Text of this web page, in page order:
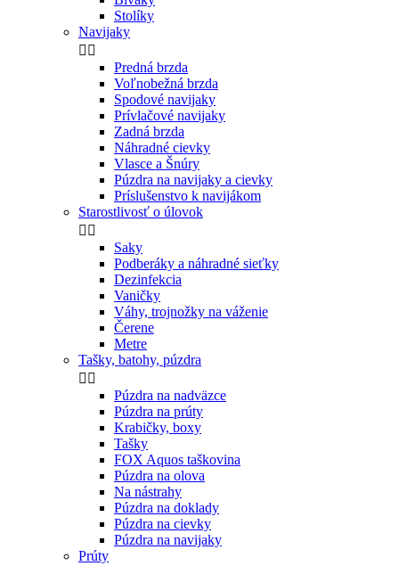
Stolíky
Navijaky
 
Predná brzda
Voľnobežná brzda
Spodové navijaky
Prívlačové navijaky
Zadná brzda
Náhradné cievky
Vlasce a Šnúry
Púzdra na navijaky a cievky
Príslušenstvo k navijákom
Starostlivosť o úlovok
 
Saky
Podberáky a náhradné sieťky
Dezinfekcia
Vaničky
Váhy, trojnožky na váženie
Čerene
Metre
Tašky, batohy, púzdra
 
Púzdra na nadväzce
Púzdra na prúty
Krabičky, boxy
Tašky
FOX Aquos taškovina
Púzdra na olova
Na nástrahy
Púzdra na doklady
Púzdra na cievky
Púzdra na navijaky
Prúty